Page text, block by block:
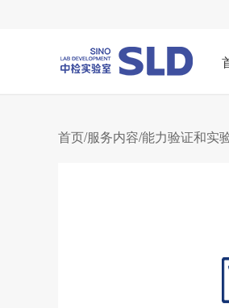
首页/服务内容/能力验证和实